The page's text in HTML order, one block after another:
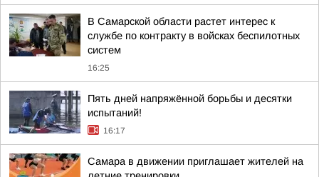
В Самарской области растет интерес к
службе по контракту в войсках беспилотных
систем
16:25
Пять дней напряжённой борьбы и десятки
испытаний!
16:17
Самара в движении приглашает жителей на